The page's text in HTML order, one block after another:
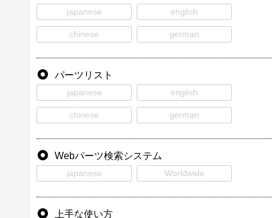
japanese english
chinese german
パーツリスト
japanese english
chinese german
Webパーツ検索システム
japanese Worldwide
上手な使い方